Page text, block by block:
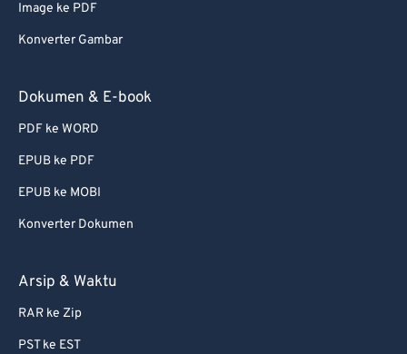
Image ke PDF
Konverter Gambar
Dokumen & E-book
PDF ke WORD
EPUB ke PDF
EPUB ke MOBI
Konverter Dokumen
Arsip & Waktu
RAR ke Zip
PST ke EST